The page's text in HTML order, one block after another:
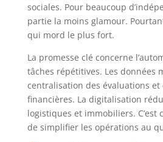
sociales. Pour beaucoup
partie la moins glamour.
qui mord le plus fort.
La promesse clé concerne
tâches répétitives. Les données
centralisation des évaluations
financières. La digitalisation
logistiques et immobiliers. C’est
de simplifier les opérations au